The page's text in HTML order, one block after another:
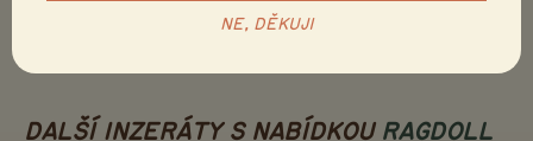
Poslat inzerát e-mailem
DALŠÍ INZERÁTY S NABÍDKOU RAGDOLL
NE, DĚKUJI